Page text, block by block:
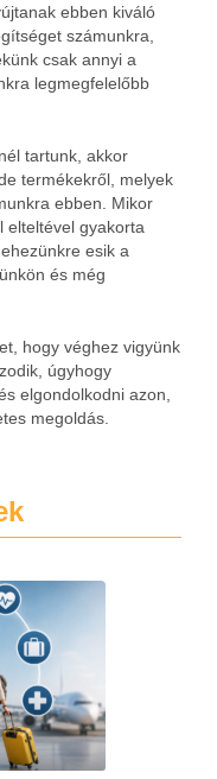
ebben kiváló
számunkra,
csak annyi a
legmegfelelőbb
tartunk, akkor
termékekről, melyek
ebben. Mikor
elteltével gyakorta
esik a
és még
hogy véghez vigyünk
úgyhogy
elgondolkodni azon,
megoldás.